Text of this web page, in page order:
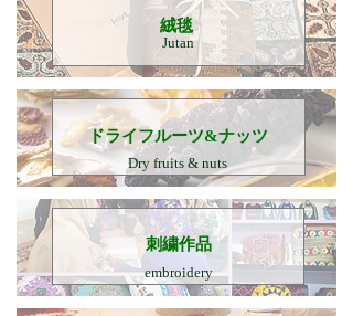
​絨毯
Jutan
​ドライフルーツ&ナッツ
Dry fruits & nuts
刺繍作品
embroidery